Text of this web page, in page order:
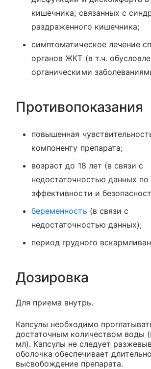
кишечника, связанных с
раздраженного кишечника;
симптоматическое лечение
органов ЖКТ (в т.ч.
органическими
Противопоказания
повышенная
компоненту препарата;
возраст до 18 лет (в связи с
недостаточностью данных по
эффективности и
беременность (в связи с
недостаточностью данных);
период грудного
Дозировка
Для приема внутрь.
Капсулы необходимо
достаточным количеством воды
мл). Капсулы не следует
оболочка обеспечивает
высвобождение препарата.